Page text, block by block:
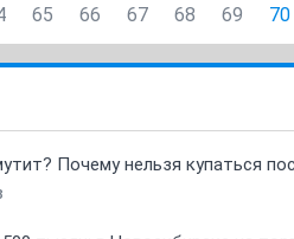
65 66 67 68 69 70
Почему нельзя купаться